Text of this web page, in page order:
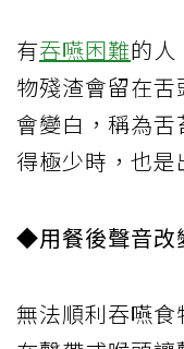
有吞嚥困難的人
物殘渣會留在
會變白，稱為
得極少時，也是
◆用餐後聲音改
無法順利吞嚥